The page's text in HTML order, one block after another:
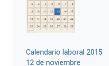
Calendario laboral 2015
12 de noviembre